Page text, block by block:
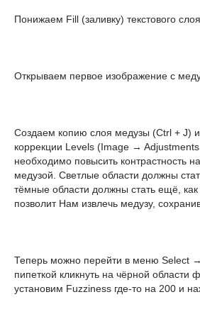
Понижаем Fill (заливку) текстового
Открываем первое изображение с
Создаем копию слоя медузы (Ctrl + J)
коррекции Levels (Image →
необходимо повысить контрастность
медузой. Светлые области должны
тёмные области должны стать ещё,
позволит Нам извлечь медузу,
Теперь можно перейти в меню Select
пипеткой кликнуть на чёрной области
установим Fuzziness где-то на 200 и